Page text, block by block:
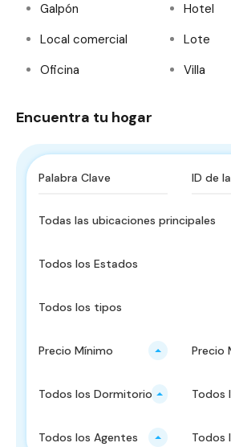
Galpón
Hotel
Local comercial
Lote
Oficina
Villa
Encuentra tu hogar
Todas las ubicaciones principales
Todos los Estados
Todos los tipos
Precio Mínimo Precio
Todos los Dormitorios Todos
Todos los Agentes Todos